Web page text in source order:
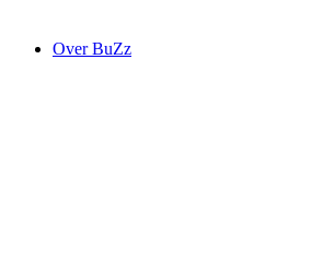
Over BuZz